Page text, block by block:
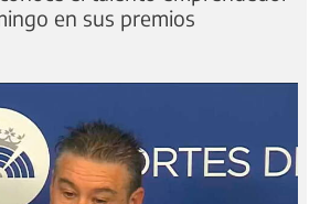
en sus premios